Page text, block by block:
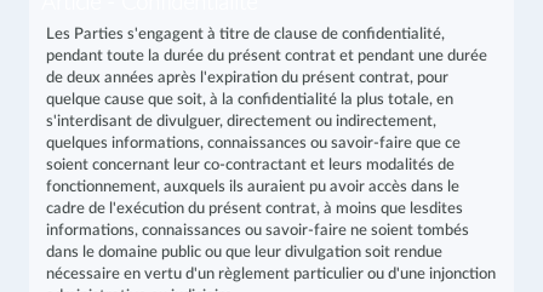
Les Parties s'engagent à titre de clause de confidentialité,
pendant toute la durée du présent contrat et pendant une durée
de deux années après l'expiration du présent contrat, pour
quelque cause que soit, à la confidentialité la plus totale, en
s'interdisant de divulguer, directement ou indirectement,
quelques informations, connaissances ou savoir-faire que ce
soient concernant leur co-contractant et leurs modalités de
fonctionnement, auxquels ils auraient pu avoir accès dans le
cadre de l'exécution du présent contrat, à moins que lesdites
informations, connaissances ou savoir-faire ne soient tombés
dans le domaine public ou que leur divulgation soit rendue
nécessaire en vertu d'un règlement particulier ou d'une injonction